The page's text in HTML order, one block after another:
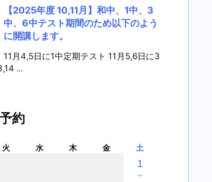
【2025年度 10,11月】和中、1中、3
中、6中テスト期間のため以下のよう
に開講します。
11月4,5日に1中定期テスト 11月5,6日に3
...
約
火 水 木 金 土
1
－